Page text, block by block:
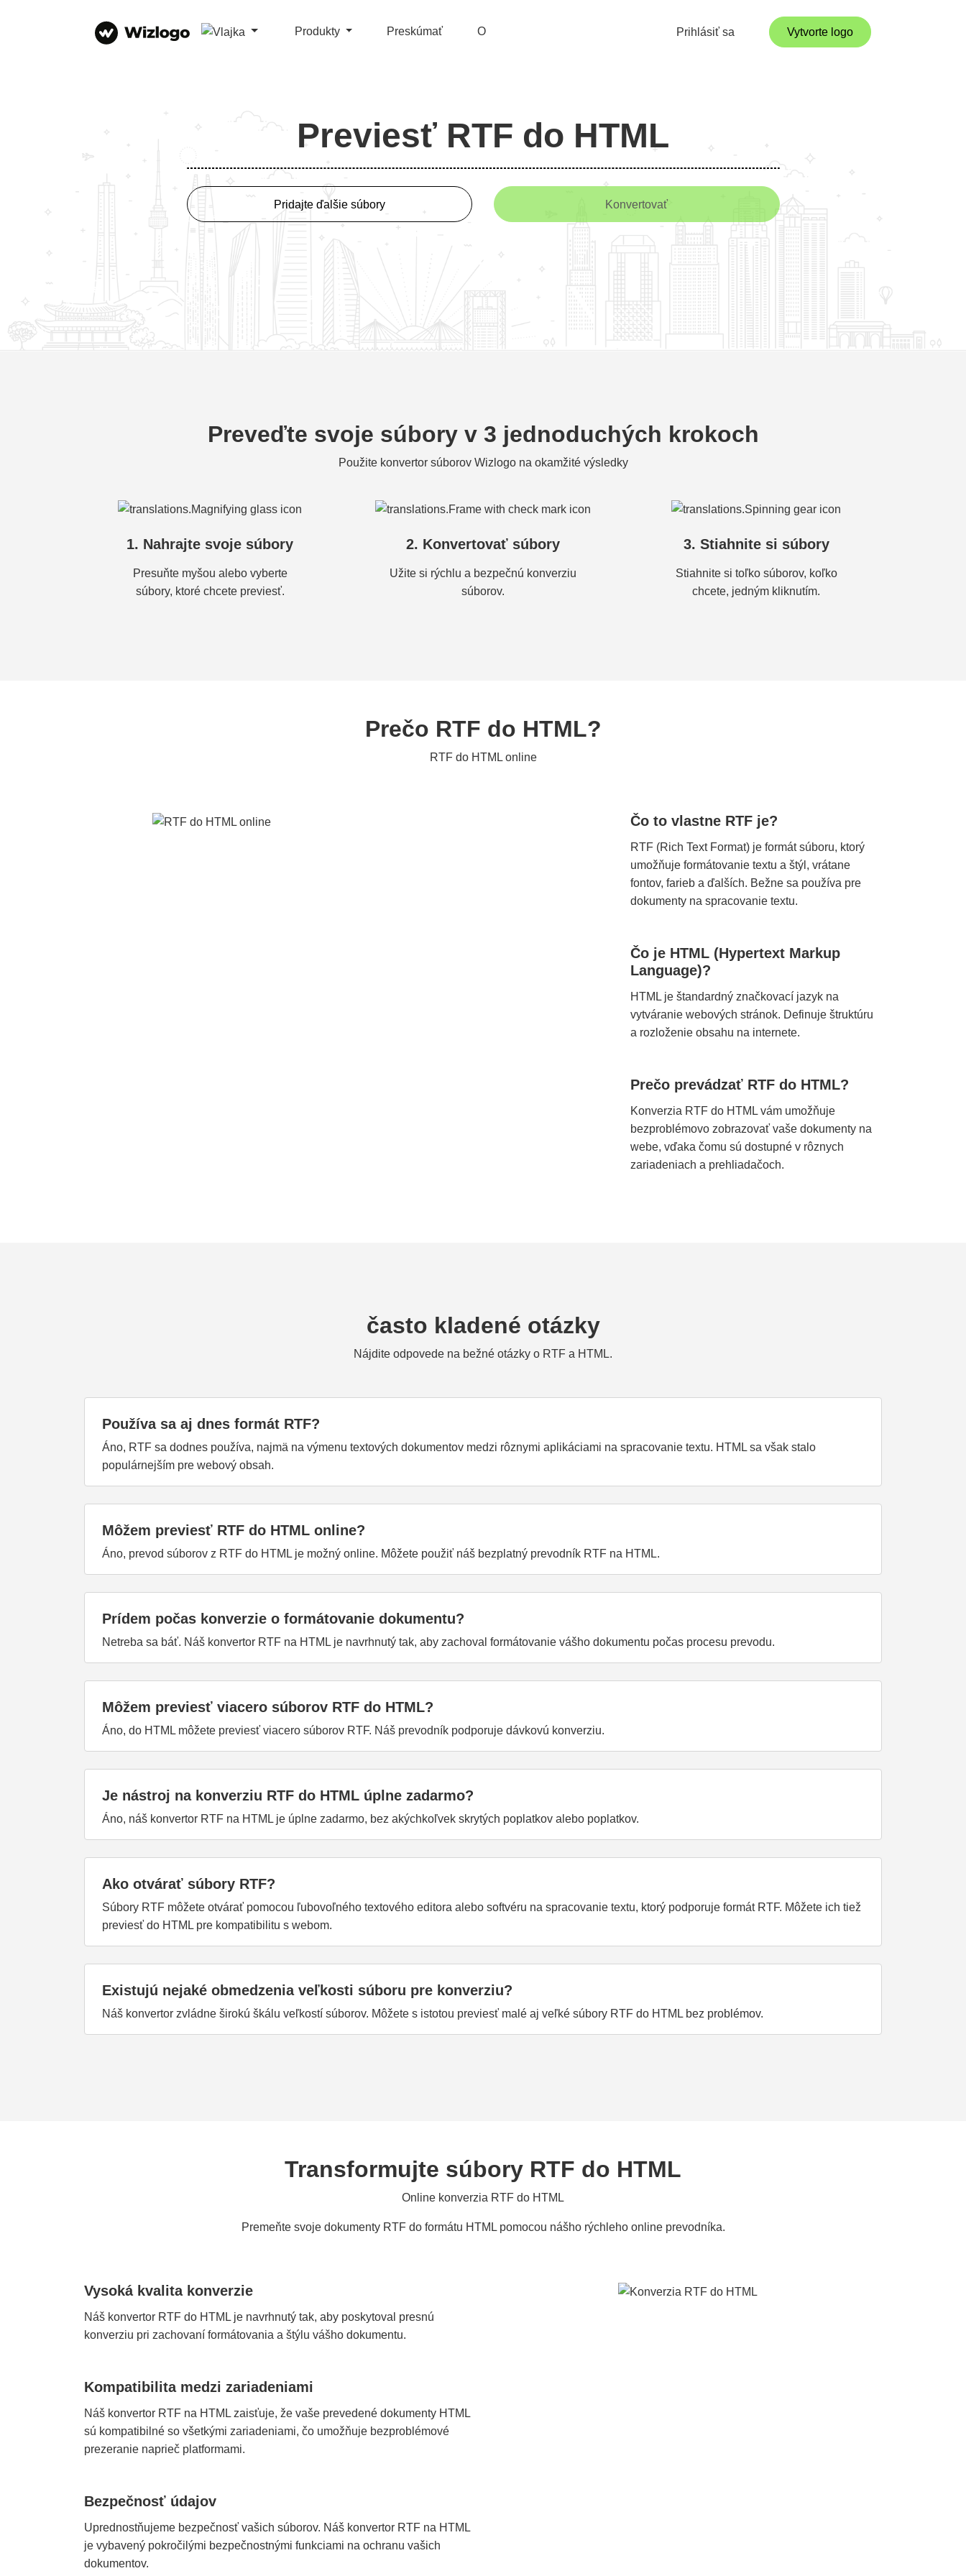
Produkty Preskúmať O Prihlásiť sa Vytvorte logo
Previesť RTF do HTML
Pridajte ďalšie súbory Konvertovať
Preveďte svoje súbory v 3 jednoduchých krokoch
Použite konvertor súborov Wizlogo na okamžité výsledky
1. Nahrajte svoje súbory
Presuňte myšou alebo vyberte
súbory, ktoré chcete previesť.
2. Konvertovať súbory
Užite si rýchlu a bezpečnú konverziu
súborov.
3. Stiahnite si súbory
Stiahnite si toľko súborov, koľko
chcete, jedným kliknutím.
Prečo RTF do HTML?
RTF do HTML online
Čo to vlastne RTF je?
RTF (Rich Text Format) je formát súboru, ktorý
umožňuje formátovanie textu a štýl, vrátane
fontov, farieb a ďalších. Bežne sa používa pre
dokumenty na spracovanie textu.
Čo je HTML (Hypertext Markup
Language)?
HTML je štandardný značkovací jazyk na
vytváranie webových stránok. Definuje štruktúru
a rozloženie obsahu na internete.
Prečo prevádzať RTF do HTML?
Konverzia RTF do HTML vám umožňuje
bezproblémovo zobrazovať vaše dokumenty na
webe, vďaka čomu sú dostupné v rôznych
zariadeniach a prehliadačoch.
často kladené otázky
Nájdite odpovede na bežné otázky o RTF a HTML.
Používa sa aj dnes formát RTF?
Áno, RTF sa dodnes používa, najmä na výmenu textových dokumentov medzi rôznymi aplikáciami na spracovanie textu. HTML sa však stalo
populárnejším pre webový obsah.
Môžem previesť RTF do HTML online?
Áno, prevod súborov z RTF do HTML je možný online. Môžete použiť náš bezplatný prevodník RTF na HTML.
Prídem počas konverzie o formátovanie dokumentu?
Netreba sa báť. Náš konvertor RTF na HTML je navrhnutý tak, aby zachoval formátovanie vášho dokumentu počas procesu prevodu.
Môžem previesť viacero súborov RTF do HTML?
Áno, do HTML môžete previesť viacero súborov RTF. Náš prevodník podporuje dávkovú konverziu.
Je nástroj na konverziu RTF do HTML úplne zadarmo?
Áno, náš konvertor RTF na HTML je úplne zadarmo, bez akýchkoľvek skrytých poplatkov alebo poplatkov.
Ako otvárať súbory RTF?
Súbory RTF môžete otvárať pomocou ľubovoľného textového editora alebo softvéru na spracovanie textu, ktorý podporuje formát RTF. Môžete ich tiež
previesť do HTML pre kompatibilitu s webom.
Existujú nejaké obmedzenia veľkosti súboru pre konverziu?
Náš konvertor zvládne širokú škálu veľkostí súborov. Môžete s istotou previesť malé aj veľké súbory RTF do HTML bez problémov.
Transformujte súbory RTF do HTML
Online konverzia RTF do HTML
Premeňte svoje dokumenty RTF do formátu HTML pomocou nášho rýchleho online prevodníka.
Vysoká kvalita konverzie
Náš konvertor RTF do HTML je navrhnutý tak, aby poskytoval presnú
konverziu pri zachovaní formátovania a štýlu vášho dokumentu.
Kompatibilita medzi zariadeniami
Náš konvertor RTF na HTML zaisťuje, že vaše prevedené dokumenty HTML
sú kompatibilné so všetkými zariadeniami, čo umožňuje bezproblémové
prezeranie naprieč platformami.
Bezpečnosť údajov
Uprednostňujeme bezpečnosť vašich súborov. Náš konvertor RTF na HTML
je vybavený pokročilými bezpečnostnými funkciami na ochranu vašich
dokumentov.